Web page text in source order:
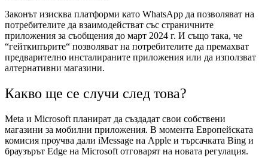
Законът изисква платформи като WhatsApp да позволяват на
потребителите да взаимодействат със страничните
приложения за съобщения до март 2024 г. И също така, че
“гейткипърите“ позволяват на потребителите да премахват
предварително инсталираните приложения или да използват
алтернативни магазини.
Какво ще се случи след това?
Meta и Microsoft планират да създадат свои собствени
магазини за мобилни приложения. В момента Европейската
комисия проучва дали iMessage на Apple и търсачката Bing и
браузърът Edge на Microsoft отговарят на новата регулация.